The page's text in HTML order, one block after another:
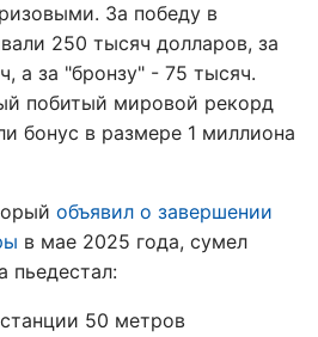
За победу в
250 тысяч долларов, за
а за "бронзу" - 75 тысяч.
побитый мировой рекорд
бонус в размере 1 миллиона
объявил о завершении
в мае 2025 года, сумел
пьедестал:
50 метров